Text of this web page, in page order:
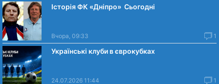
Історія ФК «Дніпро» Сьогодні
Вчора, 09:33 1
Українські клуби в єврокубках
24.07.2026 11:44 1